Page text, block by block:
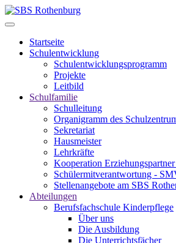
Startseite
Schulentwicklung
Schulentwicklungsprogramm
Projekte
Leitbild
Schulfamilie
Schulleitung
Organigramm des
Sekretariat
Hausmeister
Lehrkräfte
Kooperation
Schülermitverantwortung -
Stellenangebote am SBS
Abteilungen
Berufsfachschule Kinderpflege
Über uns
Die Ausbildung
Die Unterrichtsfächer